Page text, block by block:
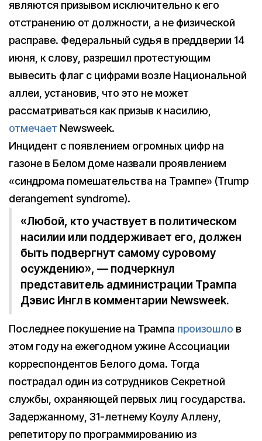
являются призывом исключительно к его
отстранению от должности, а не физической
расправе. Федеральный судья в преддверии 14
июня, к слову, разрешил протестующим
вывесить флаг с цифрами возле Национальной
аллеи, установив, что это не может
рассматриваться как призыв к насилию,
отмечает Newsweek.
Инцидент с появлением огромных цифр на
газоне в Белом доме назвали проявлением
«синдрома помешательства на Трампе» (Trump
derangement syndrome).
«Любой, кто участвует в политическом
насилии или поддерживает его, должен
быть подвергнут самому суровому
осуждению», — подчеркнул
представитель администрации Трампа
Дэвис Ингл в комментарии Newsweek.
Последнее покушение на Трампа произошло в
этом году на ежегодном ужине Ассоциации
корреспондентов Белого дома. Тогда
пострадал один из сотрудников Секретной
службы, охраняющей первых лиц государства.
Задержанному, 31-летнему Коулу Аллену,
репетитору по программированию из